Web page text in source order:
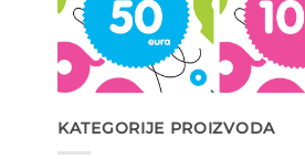
KATEGORIJE PROIZVODA